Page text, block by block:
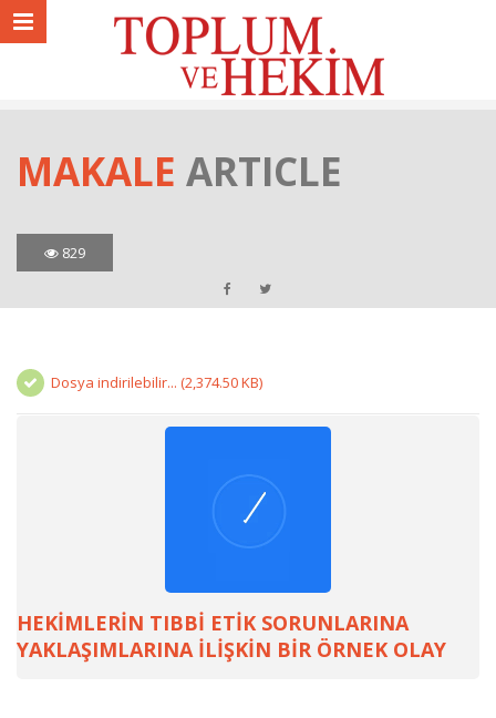
MAKALE ARTICLE
829
Dosya indirilebilir... (2,374.50 KB)
HEKİMLERİN TIBBİ ETİK SORUNLARINA
YAKLAŞIMLARINA İLİŞKİN BİR ÖRNEK OLAY